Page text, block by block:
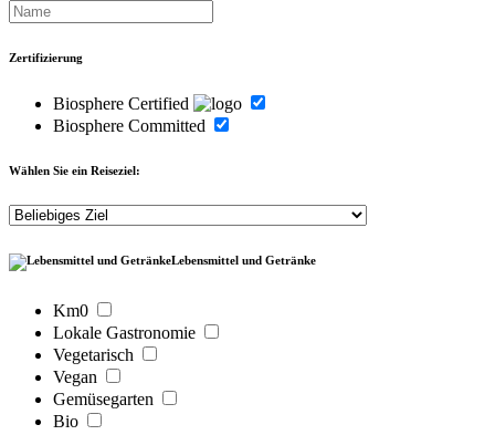
Zertifizierung
Biosphere Certified
Biosphere Committed
Wählen Sie ein Reiseziel:
Lebensmittel und Getränke
Km0
Lokale Gastronomie
Vegetarisch
Vegan
Gemüsegarten
Bio